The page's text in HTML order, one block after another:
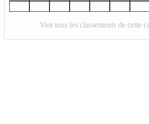
Voir tous les classements de cette